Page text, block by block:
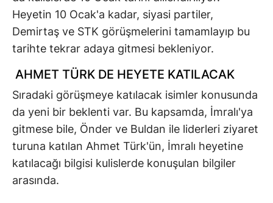
Heyetin 10 Ocak'a kadar, siyasi partiler,
Demirtaş ve STK görüşmelerini tamamlayıp bu
tarihte tekrar adaya gitmesi bekleniyor.
AHMET TÜRK DE HEYETE KATILACAK
Sıradaki görüşmeye katılacak isimler konusunda
da yeni bir beklenti var. Bu kapsamda, İmralı'ya
gitmese bile, Önder ve Buldan ile liderleri ziyaret
turuna katılan Ahmet Türk'ün, İmralı heyetine
katılacağı bilgisi kulislerde konuşulan bilgiler
arasında.